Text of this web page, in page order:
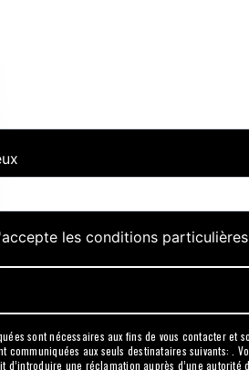
les conditions
sont nécessaires aux fins de vous contacter
communiquées aux seuls destinataires suivants:
d’introduire une réclamation auprès d’une